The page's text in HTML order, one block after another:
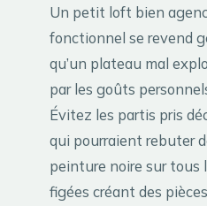
Un petit loft bien
fonctionnel se revend
qu’un plateau mal
par les goûts
Évitez les partis pris
qui pourraient rebuter
peinture noire sur tous
figées créant des